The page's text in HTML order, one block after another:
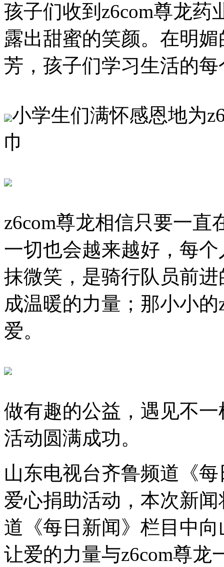
孩子们收到z6com尊龙
露出甜蜜的笑颜。在明
芳，孩子们学习生活的
小学生们满怀感恩地为
巾
z6com尊龙相信只要一
一切也会越来越好，每
抹微笑，是骑行队员前
成温暖的力量；那小小
爱。
做有趣的公益，遇见不
活动圆满成功。
山东电视台齐鲁频道《
爱心捐助活动，本次新
道《每日新闻》栏目中
让爱的力量与z6com尊